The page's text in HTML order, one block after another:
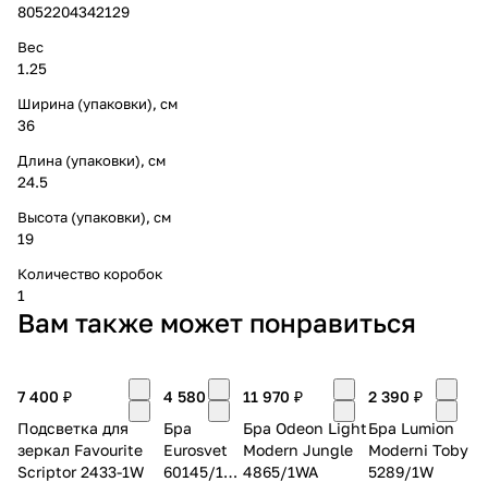
8052204342129
Вес
1.25
Ширина (упаковки), см
36
Длина (упаковки), см
24.5
Высота (упаковки), см
19
Количество коробок
1
Вам также может понравиться
7 400 ₽
Подсветка для
зеркал Favourite
Scriptor 2433-1W
4 580 ₽
Бра
Eurosvet
60145/1
11 970 ₽
Бра Odeon Light
Modern Jungle
4865/1WA
2 390 ₽
Бра Lumion
Moderni Toby
5289/1W